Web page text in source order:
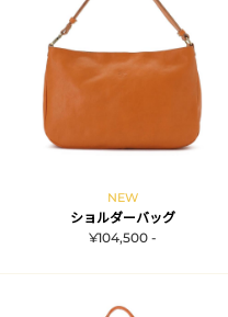
NEW
ショルダーバッグ
¥104,500 -